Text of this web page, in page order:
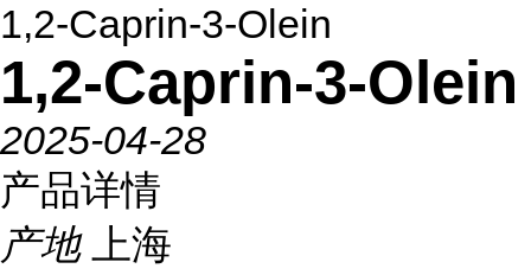
1,2-Caprin-3-Olein
1,2-Caprin-3-Olein
2025-04-28
产品详情
产地
上海